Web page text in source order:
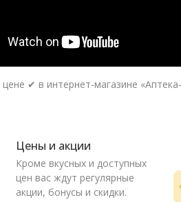
✔ в интернет-магазине
Цены и акции
Кроме вкусных и доступных
цен вас ждут регулярные
акции, бонусы и скидки.